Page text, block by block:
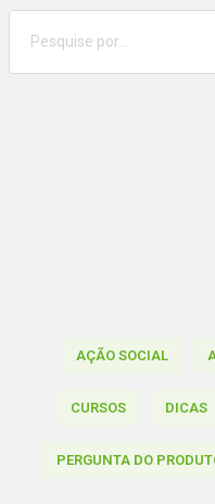
AÇÃO SOCIAL
CURSOS DICAS
PERGUNTA DO